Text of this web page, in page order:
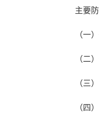
主要
（一
（二
（三
（四